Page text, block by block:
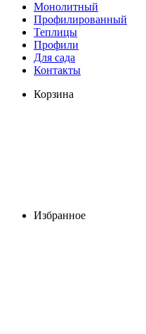
Монолитный
Профилированный
Теплицы
Профили
Для сада
Контакты
Корзина
Избранное